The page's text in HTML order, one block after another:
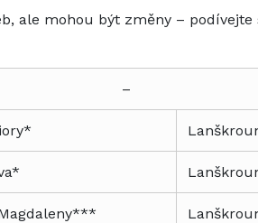
ale mohou být změny – podívejte
–